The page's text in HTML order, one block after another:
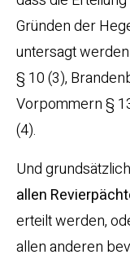
Gründen der
untersagt
§ 10 (3),
Vorpommern §
(4).
Und
allen
erteilt werden,
allen anderen